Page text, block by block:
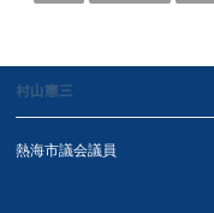
村山憲三
熱海市議会議員